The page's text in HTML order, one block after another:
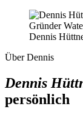
Dennis
Über Dennis
Dennis
persönlich